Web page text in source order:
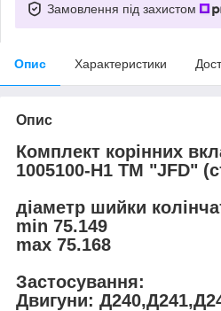
Замовлення під захистом
Опис Характеристики
Опис
Комплект корінних
1005100-Н1 TM "JFD"
діаметр шийки
min 75.149
max 75.168
Застосування:
Двигуни: